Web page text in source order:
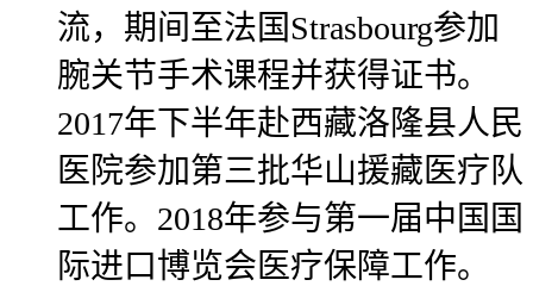
流，期间至法国Strasbourg参加
腕关节手术课程并获得证书。
2017年下半年赴西藏洛隆县人民
医院参加第三批华山援藏医疗队
工作。2018年参与第一届中国国
际进口博览会医疗保障工作。